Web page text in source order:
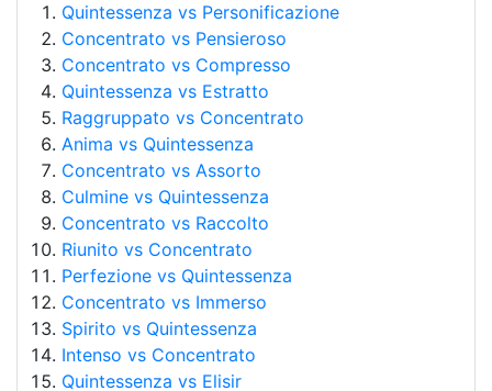
Quintessenza vs Personificazione
Concentrato vs Pensieroso
Concentrato vs Compresso
Quintessenza vs Estratto
Raggruppato vs Concentrato
Anima vs Quintessenza
Concentrato vs Assorto
Culmine vs Quintessenza
Concentrato vs Raccolto
Riunito vs Concentrato
Perfezione vs Quintessenza
Concentrato vs Immerso
Spirito vs Quintessenza
Intenso vs Concentrato
Quintessenza vs Elisir